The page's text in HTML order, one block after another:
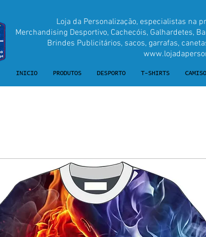
INICIO PRODUTOS DESPORTO T-SHIRTS
Loja da Personalização, especialistas na
Merchandising Desportivo, Cachecóis, Galhardetes,
Brindes Publicitários, sacos, garrafas,